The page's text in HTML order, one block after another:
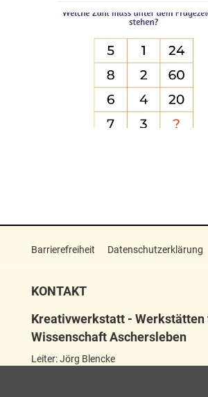
Barrierefreiheit Datenschutzerklärung
KONTAKT
Kreativwerkstatt - Werkstätten
Wissenschaft Aschersleben
Leiter: Jörg Blencke